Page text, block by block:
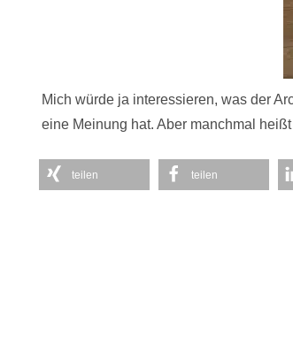
Mich würde ja interessieren, was der
eine Meinung hat. Aber manchmal
teilen teilen